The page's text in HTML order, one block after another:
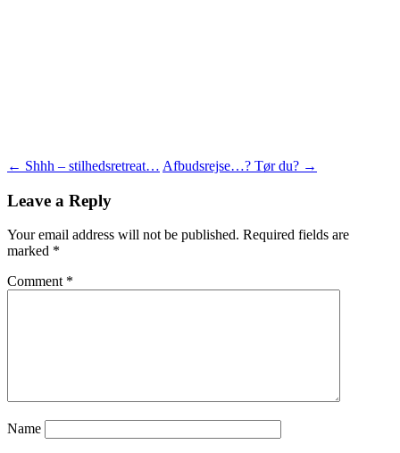
Post
navigation
← Shhh – stilhedsretreat… Afbudsrejse…? Tør du? →
Leave a Reply
Your email address will not be published. Required fields are
marked *
Comment *
Name